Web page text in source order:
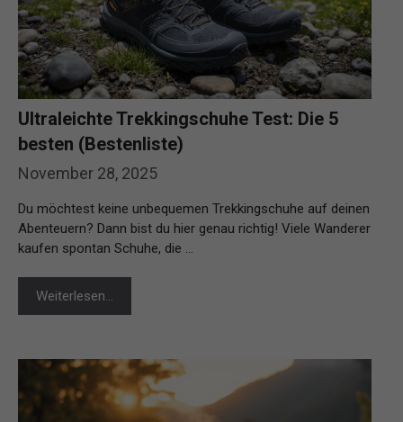
November 28, 2025
Ultraleichte Trekkingschuhe Test: Die 5
besten (Bestenliste)
Du möchtest keine unbequemen Trekkingschuhe auf deinen
Abenteuern? Dann bist du hier genau richtig! Viele Wanderer
kaufen spontan Schuhe, die …
Weiterlesen…